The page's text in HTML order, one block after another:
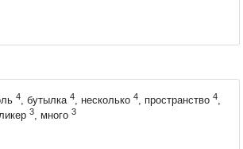
4, бутылка 4, несколько 4, пространство 4,
3, много 3